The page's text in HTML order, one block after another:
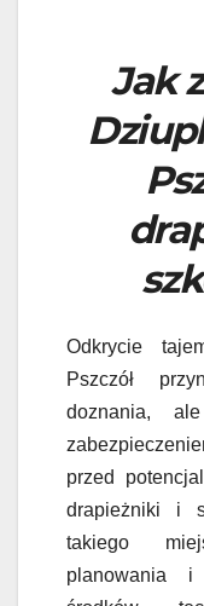
Jak
Odkrycie
Pszczół
doznania,
przed
drapieżniki i
takiego
planowania i